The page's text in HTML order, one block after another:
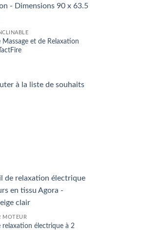
Massage et de Relaxation
à la liste de souhaits
MOTEUR
relaxation électrique à 2